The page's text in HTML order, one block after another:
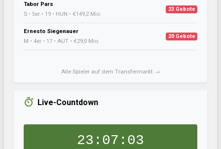
Tabor Pars
S • 5er • 19 • HUN • €149,2 Mio
23 Gebote
Ernesto Siegenauer
M • 4er • 17 • AUT • €29,0 Mio
20 Gebote
Alle Spieler auf dem Transfermarkt →
Live-Countdown
23:07:03